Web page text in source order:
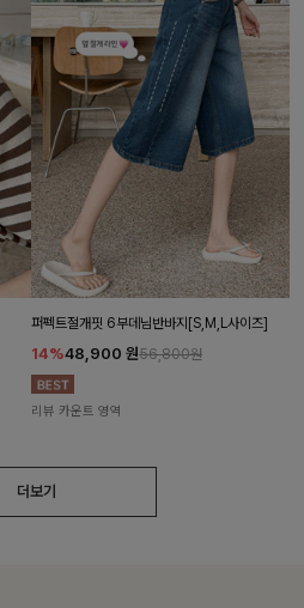
퍼펙트절개핏 6부데님반바지[S,M,L사이즈]
14%48,900 원56,800원
리뷰 카운트 영역
더보기